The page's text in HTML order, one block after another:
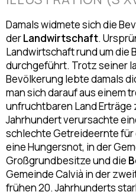
Damals widmete sich die
derLandwirtschaft.
Landwirtschaft rund um die
durchgeführt. Trotz seiner
Bevölkerung lebte damals
man sich darauf aus einem
unfruchtbaren Land Erträge
Jahrhundert verursachte
schlechte Getreideernte für
eine Hungersnot, in der
Großgrundbesitze und die
Gemeinde Calvià in der
frühen 20. Jahrhunderts